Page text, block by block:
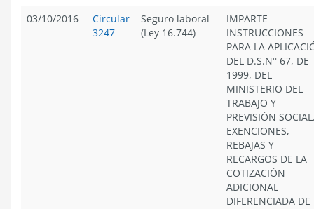
03/10/2016
Circular
3247
Seguro laboral
(Ley 16.744)
IMPARTE
INSTRUCCIONES
PARA LA
DEL D.S.N° 67, DE
1999, DEL
MINISTERIO DEL
TRABAJO Y
PREVISIÓN
EXENCIONES,
REBAJAS Y
RECARGOS DE LA
COTIZACIÓN
ADICIONAL
DIFERENCIADA DE